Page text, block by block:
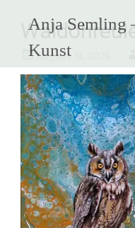
Inhalt
springen
Anja Semling
Kunst
August 31, 2024